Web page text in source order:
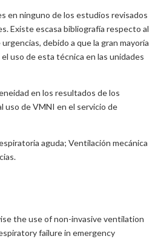
en ninguno de los estudios revisados
Existe escasa bibliografía respecto al
debido a que la gran mayoría
uso de esta técnica en las unidades
en los resultados de los
uso de VMNI en el servicio de
aguda; Ventilación mecánica
the use of non-invasive ventilation
failure in emergency